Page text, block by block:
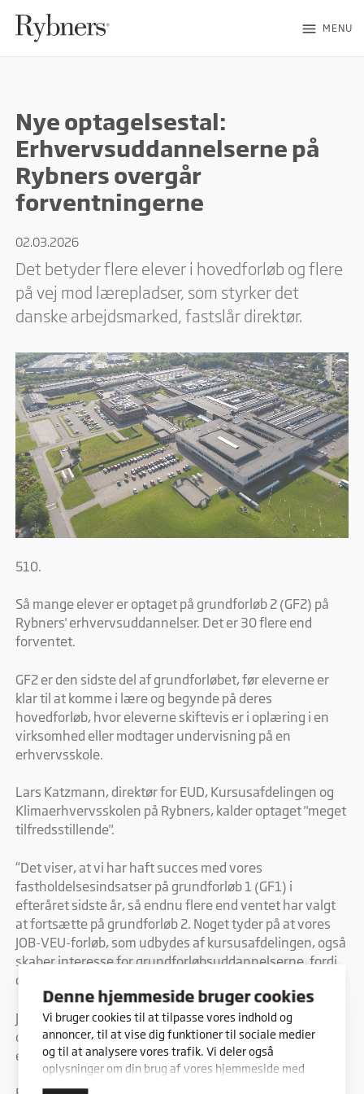
Denne hjemmeside bruger cookies
Vi bruger cookies til at tilpasse vores indhold og
annoncer, til at vise dig funktioner til sociale medier
og til at analysere vores trafik. Vi deler også
oplysninger om din brug af vores hjemmeside med
vores partnere inden for sociale medier,
menu MENU
Nye optagelsestal:
Erhvervsuddannelserne på
Rybners overgår
forventningerne
02.03.2026
Det betyder flere elever i hovedforløb og flere
på vej mod lærepladser, som styrker det
danske arbejdsmarked, fastslår direktør.
510.
Så mange elever er optaget på grundforløb 2 (GF2) på
Rybners' erhvervsuddannelser. Det er 30 flere end
forventet.
GF2 er den sidste del af grundforløbet, før eleverne er
klar til at komme i lære og begynde på deres
hovedforløb, hvor eleverne skiftevis er i oplæring i en
virksomhed eller modtager undervisning på en
erhvervsskole.
Lars Katzmann, direktør for EUD, Kursusafdelingen og
Klimaerhvervsskolen på Rybners, kalder optaget "meget
tilfredsstillende".
“Det viser, at vi har haft succes med vores
fastholdelsesindsatser på grundforløb 1 (GF1) i
efteråret sidste år, så endnu flere end ventet har valgt
at fortsætte på grundforløb 2. Noget tyder på at vores
JOB-VEU-forløb, som udbydes af kursusafdelingen, også
skaber interesse for grundforløbsuddannelserne, fordi
de hjælper flere ud på arbejdsmarkedet," siger han.
JOB-VEU-forløb er efterspørgselsdrevet
opkvalificeringsforløb for ledige eller
erhvervsskoleelever, der er under uddannelse.